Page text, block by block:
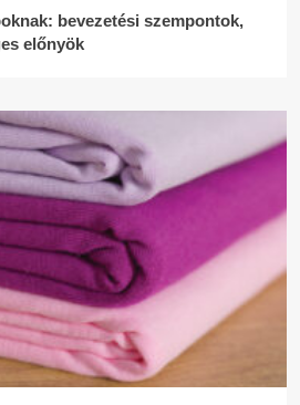
bevezetési szempontok,
előnyök